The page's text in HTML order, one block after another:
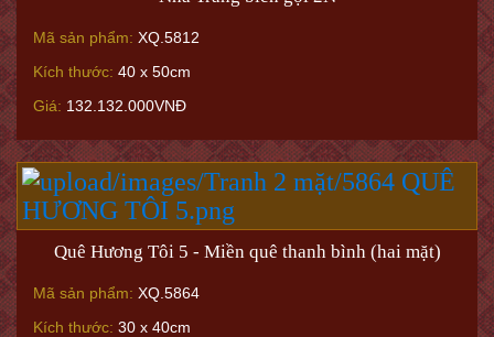
Mã sản phẩm: XQ.5812
Kích thước: 40 x 50cm
Giá: 132.132.000VNĐ
Quê Hương Tôi 5 - Miền quê thanh bình (hai mặt)
Mã sản phẩm: XQ.5864
Kích thước: 30 x 40cm